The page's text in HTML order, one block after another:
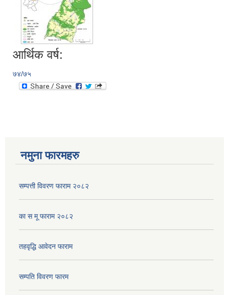
आर्थिक वर्ष:
७४/७५
नमुना फारमहरु
सम्पत्ती विवरण फाराम २०८२
का स मू फाराम २०८२
तहवृद्धि आवेदन फाराम
सम्पति विवरण फारम